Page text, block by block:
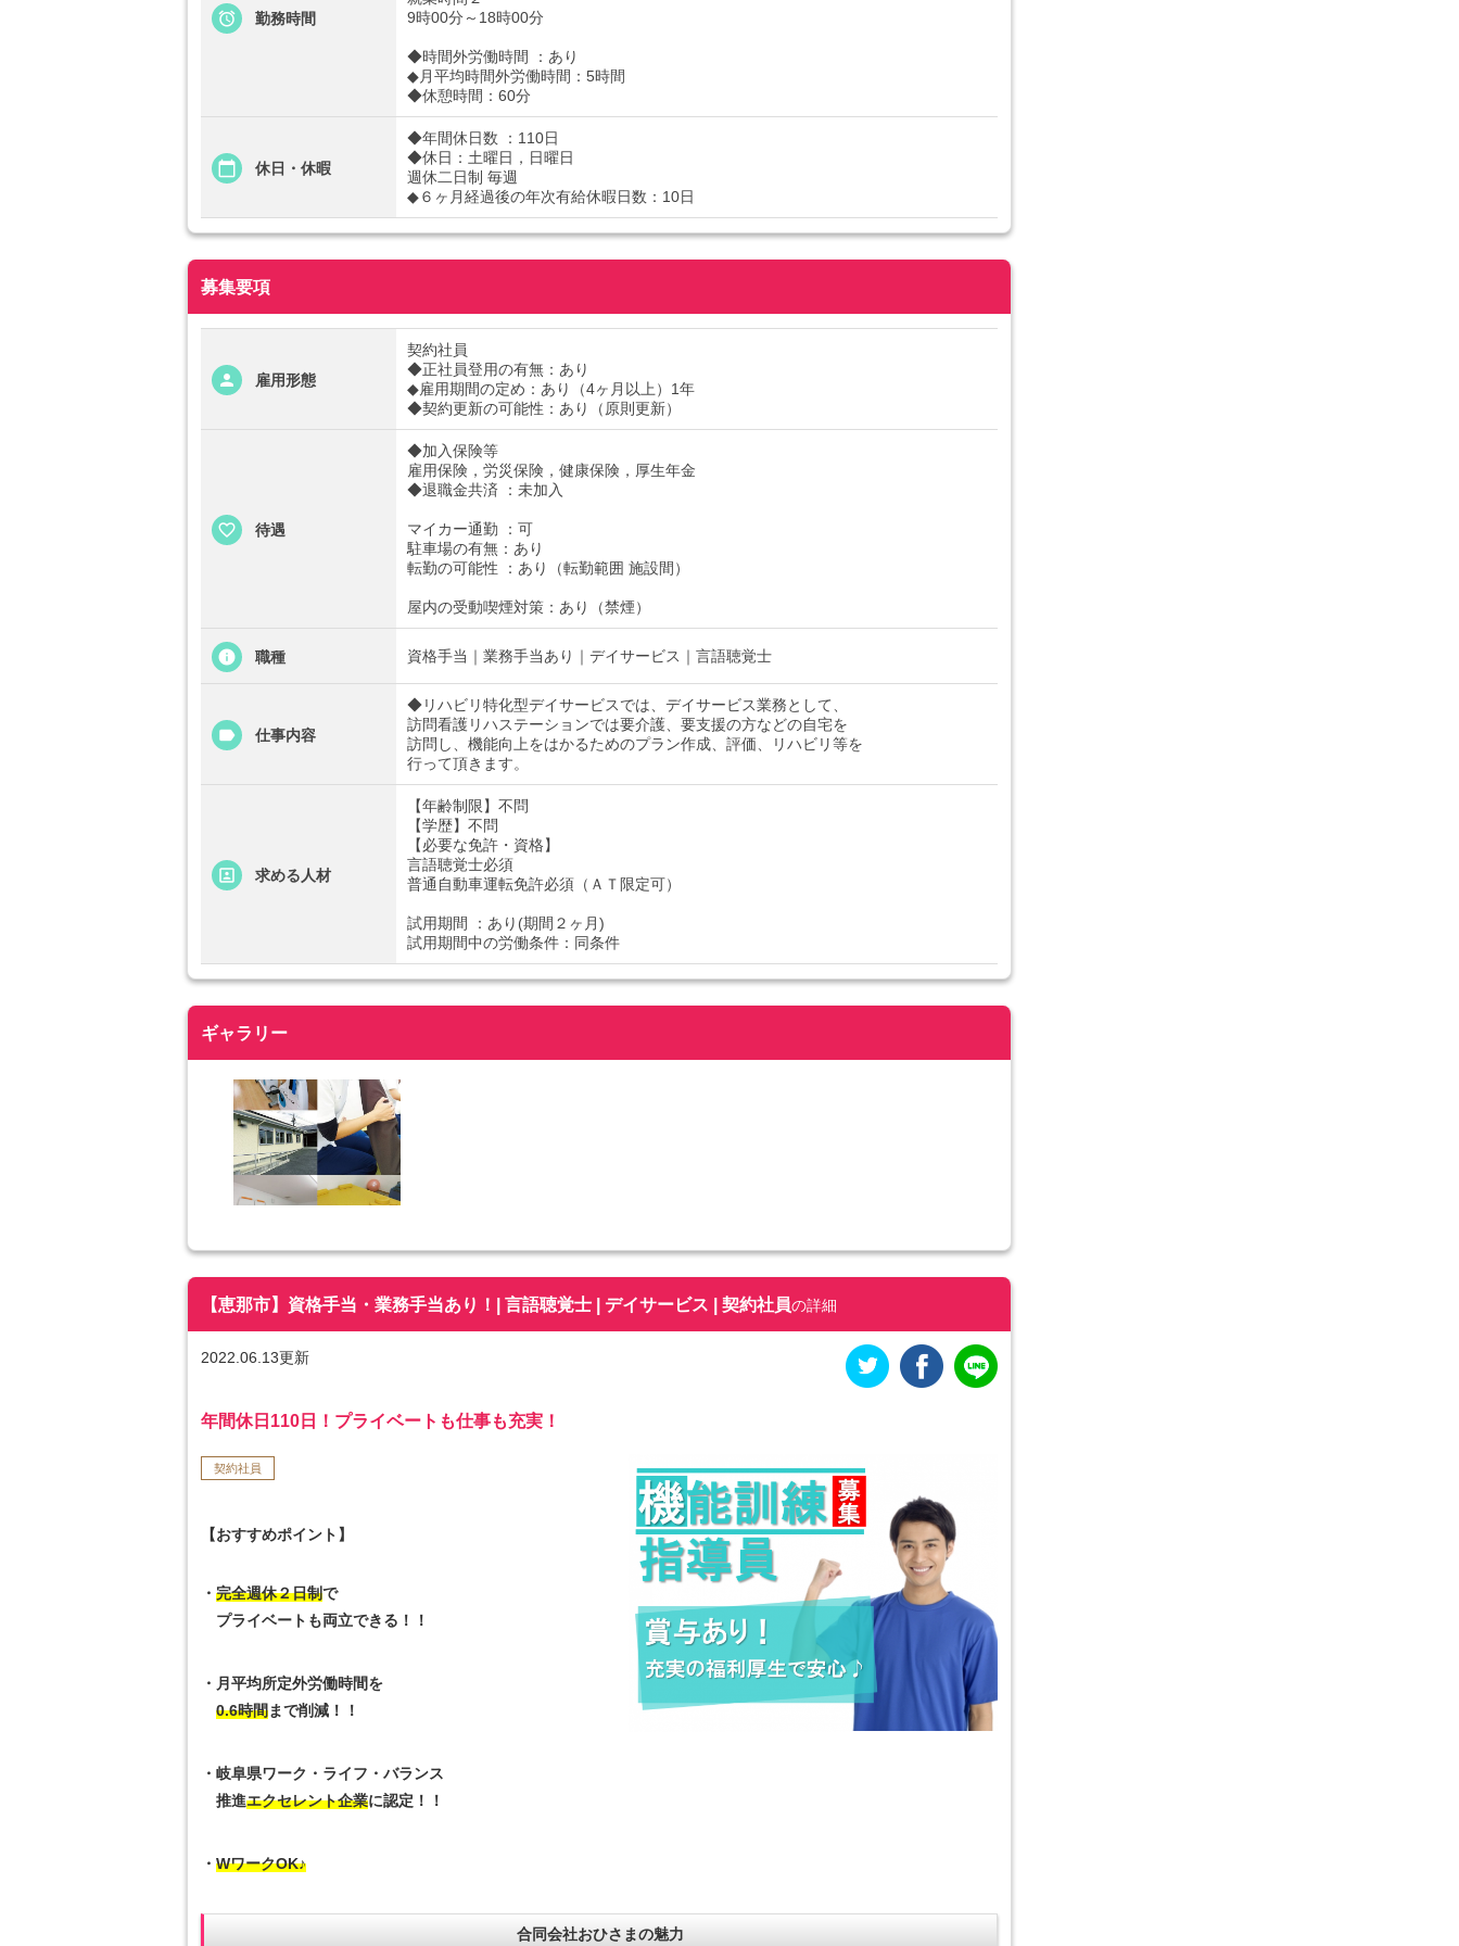
勤務時間
9時00分～18時00分
◆時間外労働時間 ：あり
◆月平均時間外労働時間：5時間
◆休憩時間：60分
休日・休暇
◆年間休日数 ：110日
◆休日：土曜日，日曜日
週休二日制 毎週
◆６ヶ月経過後の年次有給休暇日数：10日
募集要項
雇用形態
契約社員
◆正社員登用の有無：あり
◆雇用期間の定め：あり（4ヶ月以上）1年
◆契約更新の可能性：あり（原則更新）
待遇
◆加入保険等
雇用保険，労災保険，健康保険，厚生年金
◆退職金共済 ：未加入
マイカー通勤 ：可
駐車場の有無：あり
転勤の可能性 ：あり（転勤範囲 施設間）
屋内の受動喫煙対策：あり（禁煙）
職種 資格手当｜業務手当あり｜デイサービス｜言語聴覚士
仕事内容
◆リハビリ特化型デイサービスでは、デイサービス業務として、
訪問看護リハステーションでは要介護、要支援の方などの自宅を
訪問し、機能向上をはかるためのプラン作成、評価、リハビリ等を
行って頂きます。
求める人材
【年齢制限】不問
【学歴】不問
【必要な免許・資格】
言語聴覚士必須
普通自動車運転免許必須（ＡＴ限定可）
試用期間 ：あり(期間２ヶ月)
試用期間中の労働条件：同条件
ギャラリー
【恵那市】資格手当・業務手当あり！| 言語聴覚士 | デイサービス | 契約社員の詳細
2022.06.13更新
年間休日110日！プライベートも仕事も充実！
契約社員
【おすすめポイント】
・ 完全週休２日制で
プライベートも両立できる！！
・月平均所定外労働時間を
0.6時間まで削減！！
・岐阜県ワーク・ライフ・バランス
推進エクセレント企業に認定！！
・ WワークOK♪
合同会社おひさまの魅力